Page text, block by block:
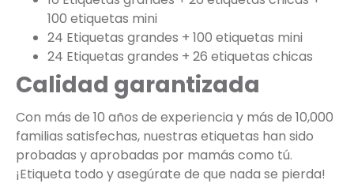
100 etiquetas mini
24 Etiquetas grandes + 100 etiquetas mini
24 Etiquetas grandes + 26 etiquetas chicas
Calidad garantizada
Con más de 10 años de experiencia y más de 10,000
familias satisfechas, nuestras etiquetas han sido
probadas y aprobadas por mamás como tú.
¡Etiqueta todo y asegúrate de que nada se pierda!